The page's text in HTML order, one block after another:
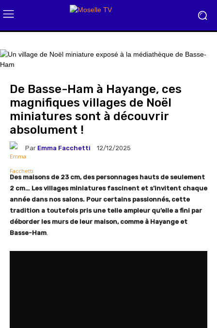
De Basse-Ham à Hayange, ces
magnifiques villages de Noël
miniatures sont à découvrir
absolument !
Par Emma Facchetti 12/12/2025
Des maisons de 23 cm, des personnages hauts de seulement
2 cm… Les villages miniatures fascinent et s’invitent chaque
année dans nos salons. Pour certains passionnés, cette
tradition a toutefois pris une telle ampleur qu’elle a fini par
déborder les murs de leur maison, comme à Hayange et
Basse-Ham.